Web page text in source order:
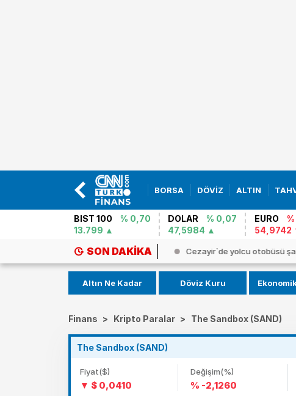
BORSA DÖVİZ ALTIN
BIST 100
% 0,70
13.799
DOLAR
% 0,07
47,5984
EURO
54,9742
SON DAKIKA
araştırmacıdan yeni Gazze ... Cezayir`de yolcu otobüsü
Altın Ne Kadar Döviz Kuru
Finans > Kripto Paralar > The Sandbox (SAND)
The Sandbox (SAND)
Fiyat($)
$ 0,0410
Değişim(%)
% -2,1260